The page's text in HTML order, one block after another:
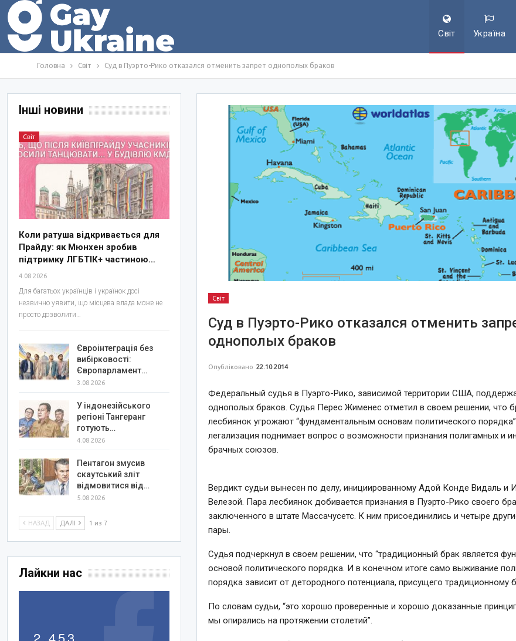
Світ Україна
Головна Світ Суд в Пуэрто-Рико отказался отменить запрет однополых браков
Світ
Суд в Пуэрто-Рико отказался отменить
однополых браков
Опубліковано 22.10.2014
Федеральный судья в Пуэрто-Рико, зависимой территории США,
однополых браков. Судья Перес Жименес отметил в своем решении, что
лесбиянок угрожают “фундаментальным основам политического
легализация поднимает вопрос о возможности признания полигамных и
брачных союзов.
Вердикт судьи вынесен по делу, инициированному Адой Конде Видаль и
Велезой. Пара лесбиянок добивается признания в Пуэрто-Рико своего
заключенного в штате Массачусетс. К ним присоединились и четыре
пары.
Судья подчеркнул в своем решении, что “традиционный брак является
основой политического порядка. И в конечном итоге само выживание
порядка зависит от детородного потенциала, присущего традиционному
По словам судьи, “это хорошо проверенные и хорошо доказанные
мы опирались на протяжении столетий”.
Інші новини
Світ
Коли ратуша відкривається для
Прайду: як Мюнхен зробив
підтримку ЛГБТІК+ частиною…
4.08.2026
Для багатьох українців і українок досі
незвично уявити, що місцева влада може не
просто дозволити…
Євроінтеграція без
вибірковості:
Європарламент…
3.08.2026
У індонезійського
регіоні Тангеранг
готують…
4.08.2026
Пентагон змусив
скаутський зліт
відмовитися від…
5.08.2026
НАЗАД ДАЛІ 1 из 7
Лайкни нас
2,453